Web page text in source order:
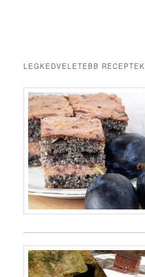
LEGKEDVELETEBB RECEPTEK